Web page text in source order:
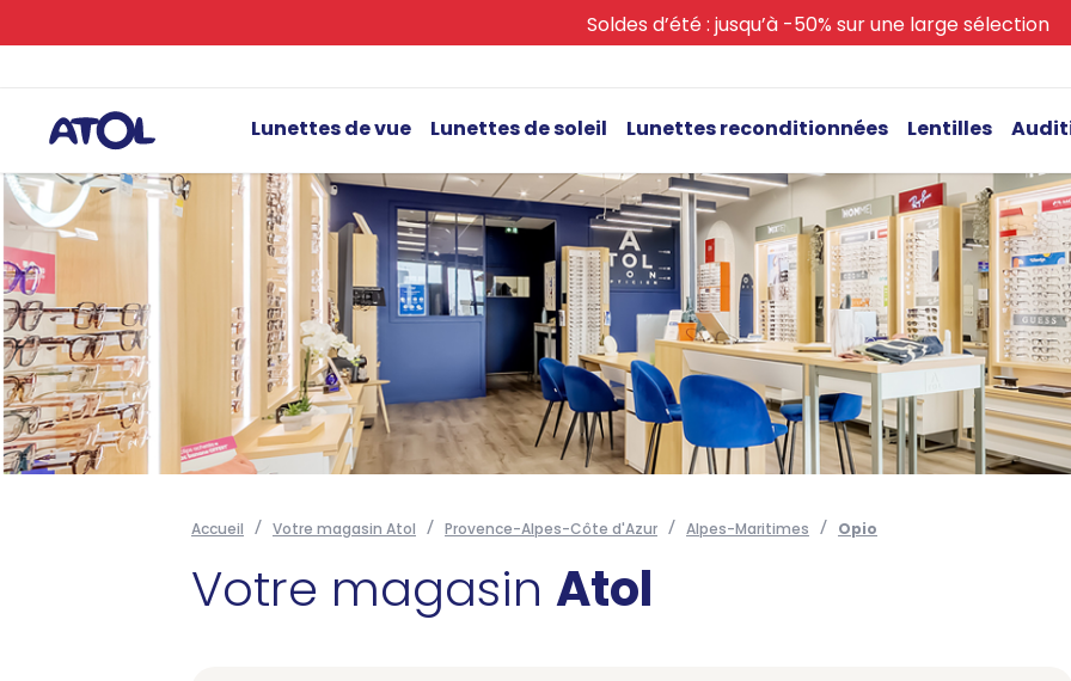
Soldes d’été : jusqu’à -50% sur une large sélection
Lunettes de vue Lunettes de soleil Lunettes reconditionnées Lentilles
Accueil Votre magasin Atol Provence-Alpes-Côte d'Azur Alpes-Maritimes Opio
Votre magasin Atol